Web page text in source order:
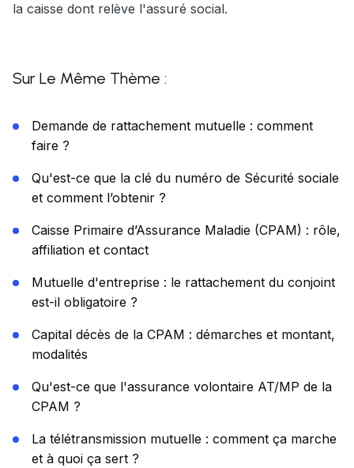
la caisse dont relève l'assuré social.
Sur Le Même Thème :
Demande de rattachement mutuelle : comment
faire ?
Qu'est-ce que la clé du numéro de Sécurité sociale
et comment l’obtenir ?
Caisse Primaire d’Assurance Maladie (CPAM) : rôle,
affiliation et contact
Mutuelle d'entreprise : le rattachement du conjoint
est-il obligatoire ?
Capital décès de la CPAM : démarches et montant,
modalités
Qu'est-ce que l'assurance volontaire AT/MP de la
CPAM ?
La télétransmission mutuelle : comment ça marche
et à quoi ça sert ?